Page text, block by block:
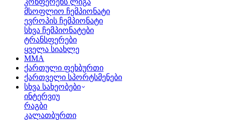
კონფერენს ლიგა
მსოფლიო ჩემპიონატი
ევროპის ჩემპიონატი
სხვა ჩემპიონატები
ტრანსფერები
ყველა სიახლე
MMA
ქართული ფეხბურთი
ქართველი სპორტსმენები
სხვა სახეობები
ინტერვიუ
რაგბი
კალათბურთი